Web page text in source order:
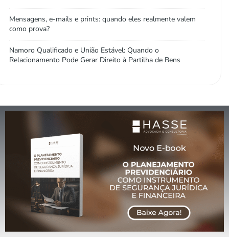
Mensagens, e-mails e prints: quando eles realmente valem
como prova?
Namoro Qualificado e União Estável: Quando o
Relacionamento Pode Gerar Direito à Partilha de Bens